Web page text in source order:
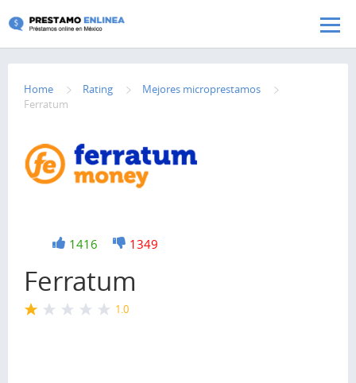
Pasar al contenido principal
Home Rating
Mejores microprestamos
Ferratum
+1 1416 -1 1349
Ferratum
1.0